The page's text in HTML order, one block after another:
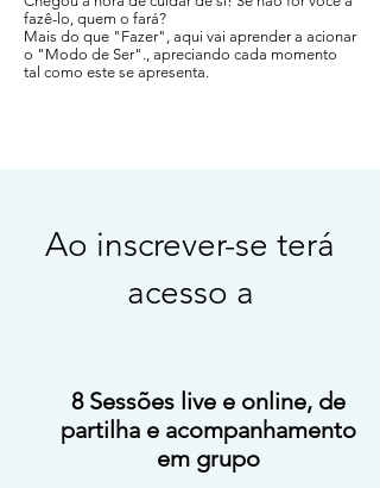
fazê-lo, quem o fará?
Mais do que "Fazer", aqui vai aprender a acionar
o "Modo de Ser"., apreciando cada momento
tal como este se apresenta.
Ao inscrever-se terá
acesso a
8 Sessões live e online, de
partilha e acompanhamento
em grupo